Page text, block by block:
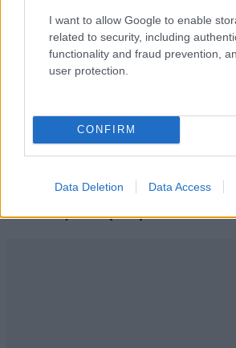
I want to allow Google to enable
related to security, including
functionality and fraud prevention,
user protection.
CONFIRM
Data Deletion Data Access
LIFESTYLE08·08·2026 19:12
φιλιά με τον Βύρωνα
ευτυχίας δεδομένη»